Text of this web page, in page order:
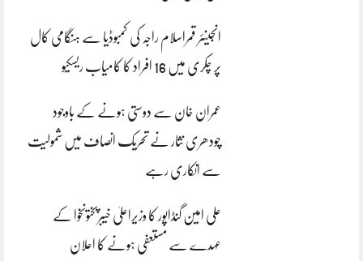
انجینئر قمراسلام راجہ کی کمبوڈیا سے ہنگامی کال
پر چکری میں 16 افراد کا کامیاب ریسکیو
عمران خان سے دوستی ہونے کے باوجود
چودھری نثار نے تحریک انصاف میں شمولیت
سے انکاری رہے
علی امین گنڈاپور کا وزیراعلیٰ خیبرپختونخوا کے
عہدے سے مستعفی ہونے کا اعلان